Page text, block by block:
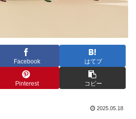
Facebook はてブ
Pinterest コピー
2025.05.18